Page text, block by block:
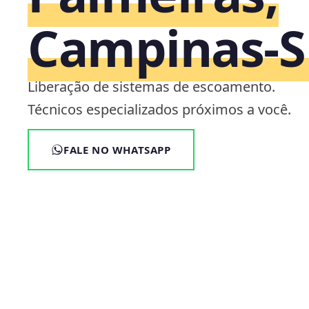
Liberação de sistemas de escoamento.
Técnicos especializados próximos a você.
FALE NO WHATSAPP